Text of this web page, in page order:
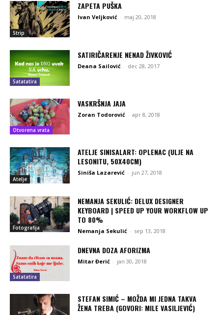
Strip
ZAPETA PUŠKA
Ivan Veljković - maj 20, 2018
Satatatira
SATIRIČARENJE NENAD ŽIVKOVIĆ
Deana Sailović - dec 28, 2017
Otvorena vrata
VASKRŠNJA JAJA
Zoran Todorović - apr 8, 2018
Atelje
ATELJE SINISALART: OPLENAC (ULJE NA
LESONITU, 50X40CM)
Siniša Lazarević - jun 27, 2018
Fotografija
NEMANJA SEKULIĆ: DELUX DESIGNER
KEYBOARD | SPEED UP YOUR WORKFLOW UP
TO 80%
Nemanja Sekulić - sep 13, 2018
Satatatira
DNEVNA DOZA AFORIZMA
Mitar Đerić - jan 30, 2018
STEFAN SIMIĆ – MOŽDA MI JEDNA TAKVA
ŽENA TREBA (GOVORI: MILE VASILJEVIĆ)